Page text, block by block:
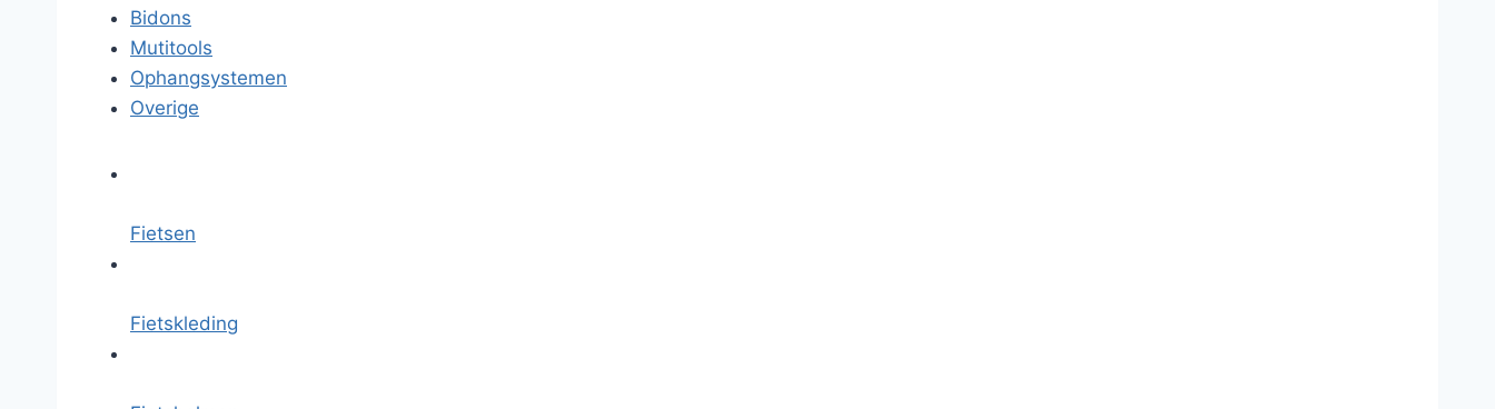
Bidons
Mutitools
Ophangsystemen
Overige
Fietsen
Fietskleding